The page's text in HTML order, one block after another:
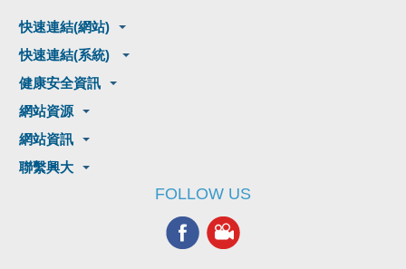
快速連結(網站)
快速連結(系統)
健康安全資訊
網站資源
網站資訊
聯繫興大
FOLLOW US